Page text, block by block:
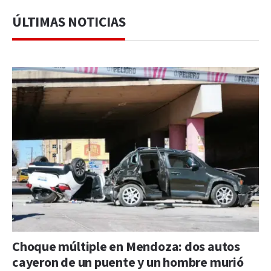
ÚLTIMAS NOTICIAS
Choque múltiple en Mendoza: dos autos
cayeron de un puente y un hombre murió